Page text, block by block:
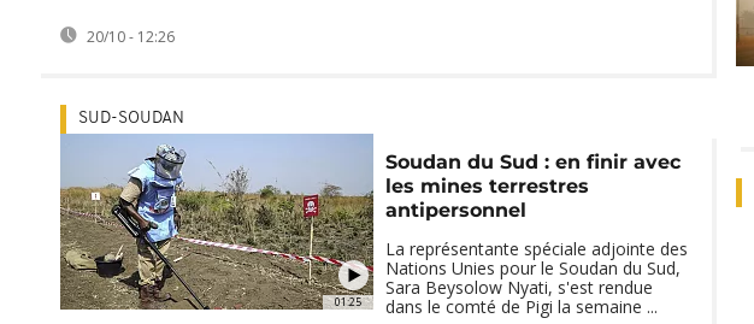
20/10 - 12:26
01:25
SUD-SOUDAN
Soudan du Sud : en finir avec
les mines terrestres
antipersonnel
La représentante spéciale adjointe des
Nations Unies pour le Soudan du Sud,
Sara Beysolow Nyati, s'est rendue
dans le comté de Pigi la semaine ...